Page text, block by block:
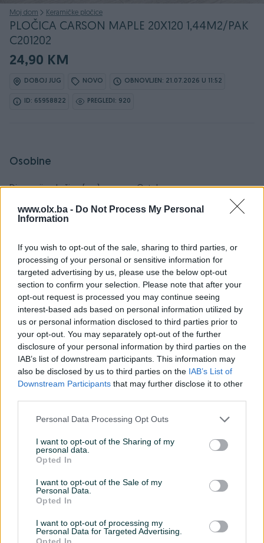
www.olx.ba - Do Not Process My Personal
Information
If you wish to opt-out of the sale, sharing to third parties, or
processing of your personal or sensitive information for
targeted advertising by us, please use the below opt-out
section to confirm your selection. Please note that after your
opt-out request is processed you may continue seeing
interest-based ads based on personal information utilized by
us or personal information disclosed to third parties prior to
your opt-out. You may separately opt-out of the further
disclosure of your personal information by third parties on the
IAB’s list of downstream participants. This information may
also be disclosed by us to third parties on the IAB’s List of
Downstream Participants that may further disclose it to other
Personal Data Processing Opt Outs
I want to opt-out of the Sharing of my
personal data.
Opted In
I want to opt-out of the Sale of my
Personal Data.
Opted In
I want to opt-out of processing my
Personal Data for Targeted Advertising.
Opted In
Moj dom Keramičke pločice
PLOČICA CARSON MAPLE 20X120 1,44M2/PAK
C201202
24,90 KM
DOBOJ JUG NOVO OBNOVLJEN: 21.07.2026 U 11:52
ID: 65958822 PREGLEDI: 920
Osobine
Dimenzije pločice (cm) Ostalo
Datum objave 17.01.2025
Detaljni opis
Keramička pločica imitacija drveta 20x120 cm – mat
završna obrada
Unesite toplinu prirodnog drveta u svoj prostor uz
keramičke pločice formata20x120 cm
. Vjeran izgled
drvenih godova i prirodnih nijansi pruža elegantan i
moderan ambijent, dok keramika nudi znatno veću
otpornost i jednostavnije održavanje od klasičnog parketa.
✅ Otporna na habanje i vlagu
✅ Jednostavno održavanje i čišćenje
poslovne prostore
✅ Mogućnost ugradnje na podne i zidne površine
dugotrajnost i praktičnost keramike.
📍 Dostupne različite nijanse i dezene drveta.
dugaideal
Online prije par sekundi
Prosječno vrijeme odgovora 3 sata